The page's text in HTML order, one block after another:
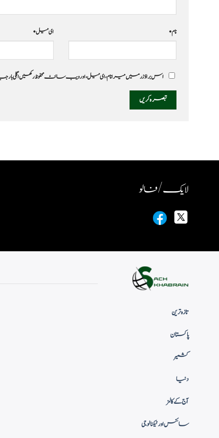
نام* ای میل*
اس براؤزر میں میرا نام، ای میل، اور ویب سائٹ محفوظ رکھیں اگلی
لایک / فالو
تازہ ترین
پاکستان
کشمیر
دنیا
آج کے کالمز
سائنس اور ٹیکنالوجی